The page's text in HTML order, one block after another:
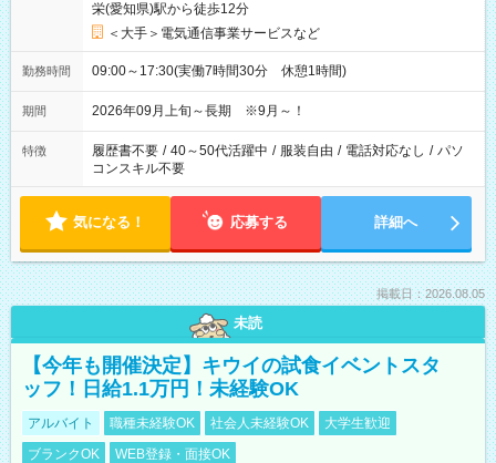
栄(愛知県)駅から徒歩12分
＜大手＞電気通信事業サービスなど
勤務時間 09:00～17:30(実働7時間30分 休憩1時間)
期間 2026年09月上旬～長期 ※9月～！
特徴 履歴書不要 / 40～50代活躍中 / 服装自由 / 電話対応なし / パソ
コンスキル不要
気になる！ 応募する 詳細へ
掲載日：2026.08.05
未読
【今年も開催決定】キウイの試食イベントスタ
ッフ！日給1.1万円！未経験OK
アルバイト 職種未経験OK 社会人未経験OK
大学生歓迎
ブランクOK
WEB登録・面接OK